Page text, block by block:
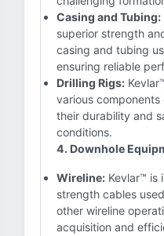
Casing and Tubing:
superior strength
casing and tubing
ensuring reliable
Drilling Rigs:
various
their durability and
conditions.
4. Downhole
Wireline: Kevlar™ is
strength cables
other wireline
acquisition and